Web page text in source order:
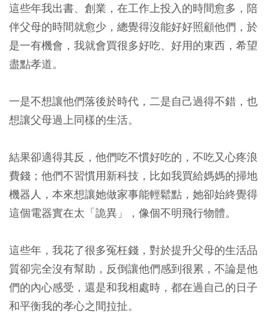
這些年我出書、創業，在工作上投入的時間愈多，陪
伴父母的時間就愈少，總覺得沒能好好照顧他們，於
是一有機會，我就會買很多好吃、好用的東西，希望
盡點孝道。
一是不想讓他們落後於時代，二是自己過得不錯，也
想讓父母過上同樣的生活。
結果卻適得其反，他們吃不慣好吃的，不吃又心疼浪
費錢；他們不習慣用新科技，比如我買給媽媽的掃地
機器人，本來想讓她做家事能輕鬆點，她卻始終覺得
這個電器實在太「詭異」，像個不明飛行物體。
這些年，我花了很多冤枉錢，對於提升父母的生活品
質卻完全沒有幫助，反倒讓他們感到很累，不論是他
們的內心感受，還是和我相處時，都在過自己的日子
和平衡我的孝心之間拉扯。